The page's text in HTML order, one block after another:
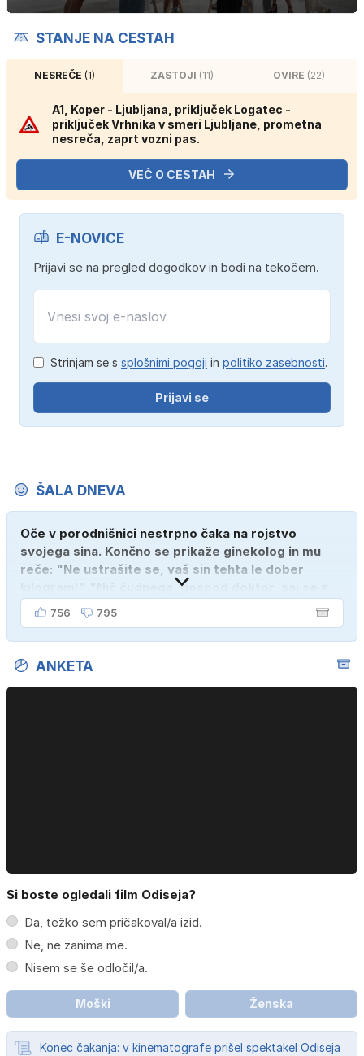
STANJE NA CESTAH
NESREČE(1) ZASTOJI (11) OVIRE (22)
A1, Koper - Ljubljana, priključek Logatec -
priključek Vrhnika v smeri Ljubljane, prometna
nesreča, zaprt vozni pas.
VEČ O CESTAH
E-NOVICE
Prijavi se na pregled dogodkov in bodi na tekočem.
Strinjam se s splošnimi pogoji in politiko zasebnosti.
Prijavi se
ŠALA DNEVA
Oče v porodnišnici nestrpno čaka na rojstvo
svojega sina. Končno se prikaže ginekolog in mu
reče: "Ne ustrašite se, vaš sin tehta le dober
kilogram!" "Nič čudnega, gospod doktor, saj se z
ženo poznava šele tri mesece."
756 795
ANKETA
Si boste ogledali film Odiseja?
Da, težko sem pričakoval/a izid.
Ne, ne zanima me.
Nisem se še odločil/a.
Moški Ženska
Konec čakanja: v kinematografe prišel spektakel Odiseja